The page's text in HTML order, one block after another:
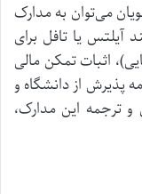
می‌توان به مدارک
آیلتس یا تافل برای
اثبات تمکن مالی
پذیرش از دانشگاه و
ترجمه این مدارک،